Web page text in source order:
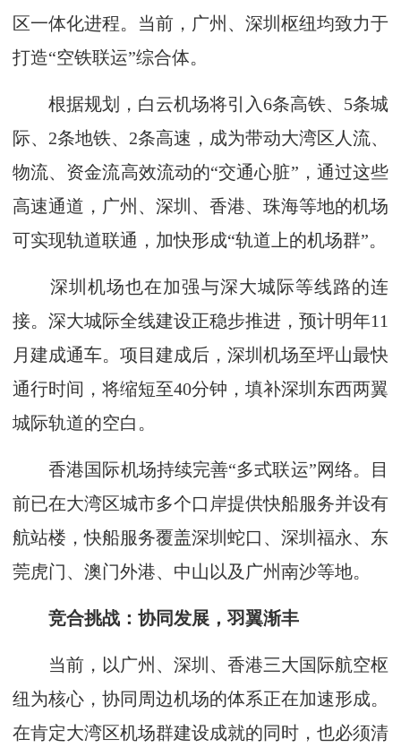
区一体化进程。当前，广州、深圳枢纽均致力于
打造“空铁联运”综合体。
根据规划，白云机场将引入6条高铁、5条城
际、2条地铁、2条高速，成为带动大湾区人流、
物流、资金流高效流动的“交通心脏”，通过这些
高速通道，广州、深圳、香港、珠海等地的机场
可实现轨道联通，加快形成“轨道上的机场群”。
深圳机场也在加强与深大城际等线路的连
接。深大城际全线建设正稳步推进，预计明年11
月建成通车。项目建成后，深圳机场至坪山最快
通行时间，将缩短至40分钟，填补深圳东西两翼
城际轨道的空白。
香港国际机场持续完善“多式联运”网络。目
前已在大湾区城市多个口岸提供快船服务并设有
航站楼，快船服务覆盖深圳蛇口、深圳福永、东
莞虎门、澳门外港、中山以及广州南沙等地。
竞合挑战：协同发展，羽翼渐丰
当前，以广州、深圳、香港三大国际航空枢
纽为核心，协同周边机场的体系正在加速形成。
在肯定大湾区机场群建设成就的同时，也必须清